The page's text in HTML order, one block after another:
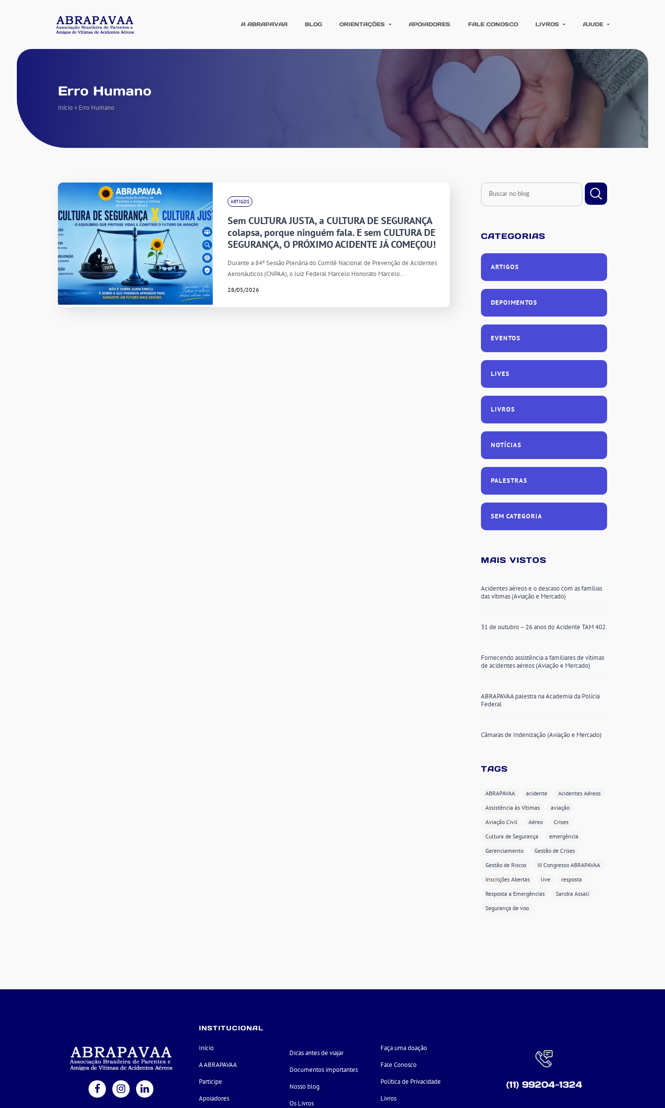
A ABRAPAVAA BLOG ORIENTAÇÕES APOIADORES FALE CONOSCO LIVROS AJUDE
Erro Humano
Início» Erro Humano
ARTIGOS
Sem CULTURA JUSTA, a CULTURA DE SEGURANÇA
colapsa, porque ninguém fala. E sem CULTURA DE
SEGURANÇA, O PRÓXIMO ACIDENTE JÁ COMEÇOU!
Durante a 84ª Sessão Plenária do Comitê Nacional de Prevenção de Acidentes
Aeronáuticos (CNPAA), o Juiz Federal Marcelo Honorato Marcelo…
28/05/2026
CATEGORIAS
ARTIGOS
DEPOIMENTOS
EVENTOS
LIVES
LIVROS
NOTÍCIAS
PALESTRAS
SEM CATEGORIA
MAIS VISTOS
Acidentes aéreos e o descaso com as famílias
das vítimas (Aviação e Mercado)
31 de outubro – 26 anos do Acidente TAM 402.
Fornecendo assistência a familiares de vítimas
de acidentes aéreos (Aviação e Mercado)
ABRAPAVAA palestra na Academia da Polícia
Federal
Câmaras de Indenização (Aviação e Mercado)
TAGS
ABRAPAVAA acidente
Acidentes Aéreos
Assistência às Vítimas
aviação
Aviação Civil
Aéreo
Crises
Cultura de Segurança
emergência
Gerenciamento
Gestão de Crises
Gestão de Riscos
III Congresso ABRAPAVAA
Inscrições Abertas
live
resposta
Resposta a Emergências
Sandra Assali
Segurança de voo
INSTITUCIONAL
Início
A ABRAPAVAA
Participe
Apoiadores
Dicas antes de viajar
Documentos importantes
Nosso blog
Os Livros
Faça uma doação
Fale Conosco
Política de Privacidade
Livros
(11) 99204-1324